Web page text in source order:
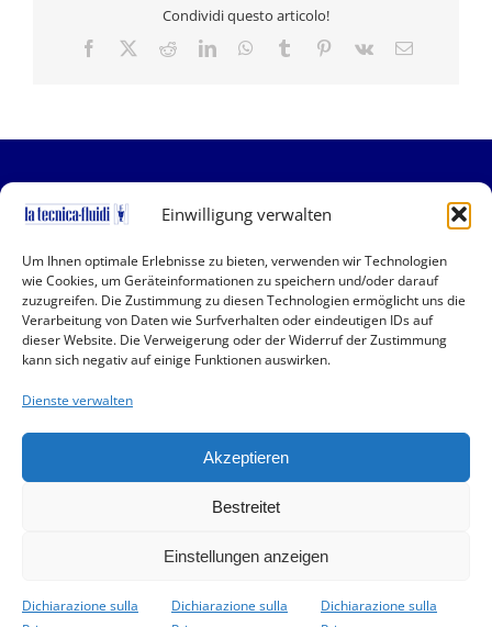
Einwilligung verwalten
Um Ihnen optimale Erlebnisse zu bieten, verwenden wir Technologien
wie Cookies, um Geräteinformationen zu speichern und/oder darauf
zuzugreifen. Die Zustimmung zu diesen Technologien ermöglicht uns die
Verarbeitung von Daten wie Surfverhalten oder eindeutigen IDs auf
dieser Website. Die Verweigerung oder der Widerruf der Zustimmung
kann sich negativ auf einige Funktionen auswirken.
Dienste verwalten
Akzeptieren
Bestreitet
Einstellungen anzeigen
Dichiarazione sulla
Dichiarazione sulla
Dichiarazione sulla
Condividi questo articolo!
Facebook RedditLinkedInWhatsApp
Tumblr Pinterest
Vk Email
Copyright 2019-2025 La Tecnica Fluidi | All Rights
Reserved | P.I. 01001150166 | Powered byQSidea
Datenschutzerklärung (EU)
Cookie-Richtlinie (EU)